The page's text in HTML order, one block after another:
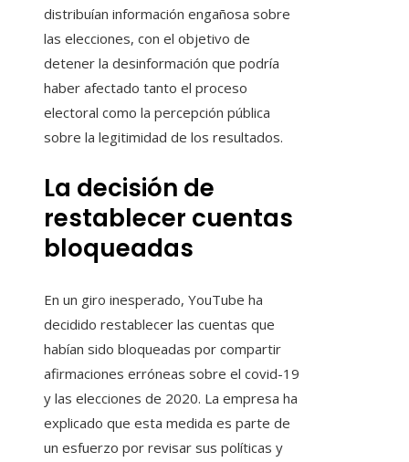
distribuían información engañosa sobre
las elecciones, con el objetivo de
detener la desinformación que podría
haber afectado tanto el proceso
electoral como la percepción pública
sobre la legitimidad de los resultados.
La decisión de
restablecer cuentas
bloqueadas
En un giro inesperado, YouTube ha
decidido restablecer las cuentas que
habían sido bloqueadas por compartir
afirmaciones erróneas sobre el covid-19
y las elecciones de 2020. La empresa ha
explicado que esta medida es parte de
un esfuerzo por revisar sus políticas y